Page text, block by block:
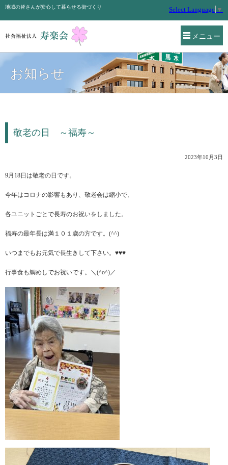
メニュー
地域の皆さんが安心して暮らせる街づくり Select Language ▼
お知らせ
敬老の日 ～福寿～
2023年10月3日
9月18日は敬老の日です。
今年はコロナの影響もあり、敬老会は縮小で、
各ユニットごとで長寿のお祝いをしました。
福寿の最年長は満１０１歳の方です。(^^)
いつまでもお元気で長生きして下さい。♥♥♥
行事食も鯛めしでお祝いです。＼(^o^)／